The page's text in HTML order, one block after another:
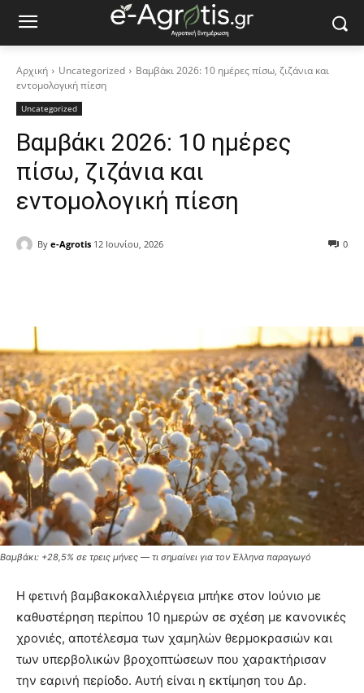
Αρχική Uncategorized
Βαμβάκι 2026: 10 ημέρες πίσω, ζιζάνια και
εντομολογική πίεση
Uncategorized
Βαμβάκι 2026: 10 ημέρες
πίσω, ζιζάνια και
εντομολογική πίεση
By e-Agrotis 12 Ιουνίου, 2026 0
Βαμβάκι: +28,5% σε τρεις μήνες — τι σημαίνει για τον Έλληνα παραγωγό
Η φετινή βαμβακοκαλλιέργεια μπήκε στον Ιούνιο με
καθυστέρηση περίπου 10 ημερών σε σχέση με κανονικές
χρονιές, αποτέλεσμα των χαμηλών θερμοκρασιών και
των υπερβολικών βροχοπτώσεων που χαρακτήρισαν
την εαρινή περίοδο. Αυτή είναι η εκτίμηση του Δρ.